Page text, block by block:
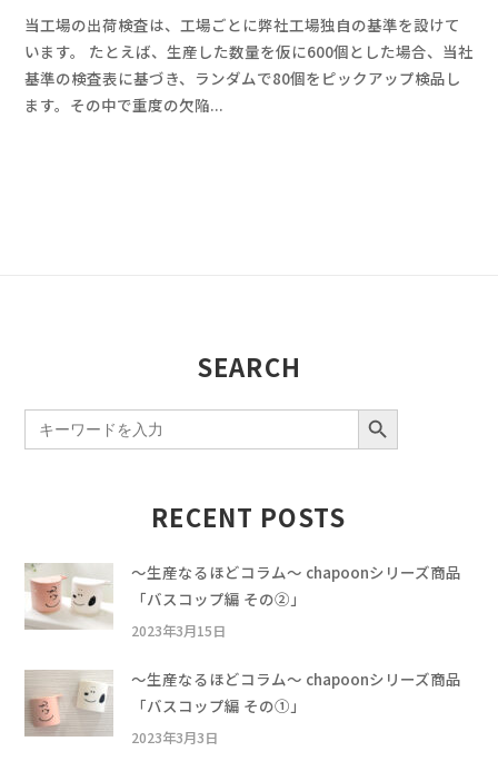
a
d
m
i
当工場の出荷検査は、工場ごとに弊社工場独自の基準を設けて
います。 たとえば、生産した数量を仮に600個とした場合、当社
基準の検査表に基づき、ランダムで80個をピックアップ検品し
ます。その中で重度の欠陥...
SEARCH
Search
for:
SEARCH BUTTON
RECENT POSTS
〜生産なるほどコラム〜 chapoonシリーズ商品
「バスコップ編 その②」
2023年3月15日
〜生産なるほどコラム〜 chapoonシリーズ商品
「バスコップ編 その①」
2023年3月3日